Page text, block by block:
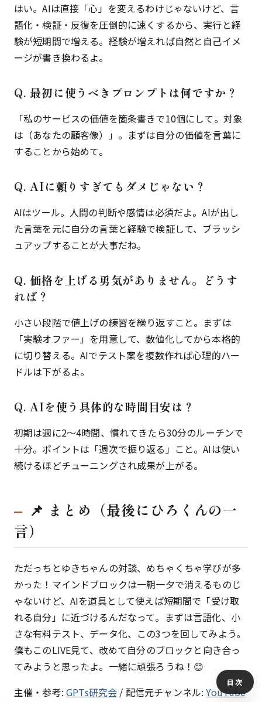
はい。AIは直接「心」を変えるわけじゃないけど、言
語化・検証・反復を圧倒的に速くするから、実行と経
験が短期間で増える。経験が増えれば自然と自己イメ
ージが書き換わるよ。
Q. 最初に使うべきプロンプトは何ですか？
「私のサービスの価値を箇条書きで10個にして。対象
は（あなたの顧客像）」。まずは自分の価値を言葉に
することから始めて。
Q. AIに頼りすぎてもダメじゃない？
AIはツール。人間の判断や感情は必須だよ。AIが出し
た言葉を元に自分の言葉と経験で検証して、ブラッシ
ュアップすることが大事だね。
Q. 価格を上げる勇気がありません。どうす
れば？
小さい段階で値上げの練習を繰り返すこと。まずは
「実験オファー」を用意して、数値化してから本格的
に切り替える。AIでテスト案を複数作れば心理的ハー
ドルは下がるよ。
Q. AIを使う具体的な時間目安は？
初期は週に2〜4時間、慣れてきたら30分のルーチンで
十分。ポイントは「週次で振り返る」こと。AIは使い
続けるほどチューニングされ成果が上がる。
📌 まとめ（最後にひろくんの一
言）
ただっちとゆきちゃんの対談、めちゃくちゃ学びが多
かった！マインドブロックは一朝一夕で消えるものじ
ゃないけど、AIを道具として使えば短期間で「受け取
れる自分」に近づけるんだなって。まずは言語化、小
さな有料テスト、データ化、この3つを回してみよう。
僕もこのLIVE見て、改めて自分のブロックと向き合っ
てみようと思ったよ。一緒に頑張ろうね！😊
主催・参考:GPTs研究会 / 配信元チャンネル:YouTube
目次